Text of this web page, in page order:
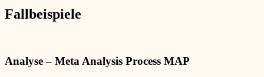
Fallbeispiele
Analyse – Meta Analysis Process MAP